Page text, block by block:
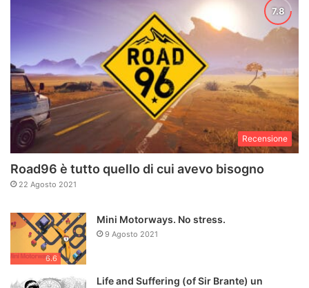
Recensione
Road96 è tutto quello di cui avevo bisogno
22 Agosto 2021
6.6
Mini Motorways. No stress.
9 Agosto 2021
Life and Suffering (of Sir Brante) un